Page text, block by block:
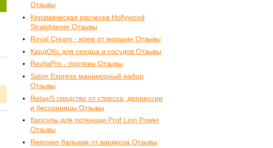
Отзывы
Керамическая расческа Hollywood
Straightener Отзывы
Royal Cream - крем от морщин Отзывы
КардОКс для сердца и сосудов Отзывы
RevitaPro - протеин Отзывы
Salon Express маникюрный набор
Отзывы
RelaxiS средство от стресса, депрессии
и бессонницы Отзывы
Капсулы для потенции Prof Lion Power
Отзывы
Renoven бальзам от варикоза Отзывы